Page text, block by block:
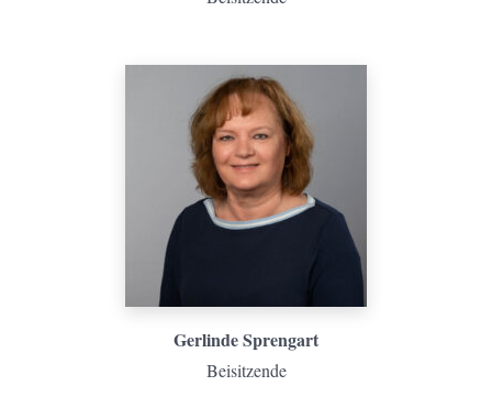
Gerlinde Sprengart
Beisitzende